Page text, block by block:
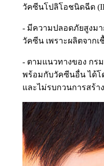
วัคซีนโปลิโอชนิดฉีด
- มีความปลอดภัยสูงมา
วัคซีน เพราะผลิตจากเ
- ตามแนวทางของ กร
พร้อมกับวัคซีนอื่น ได้
และไม่รบกวนการสร้